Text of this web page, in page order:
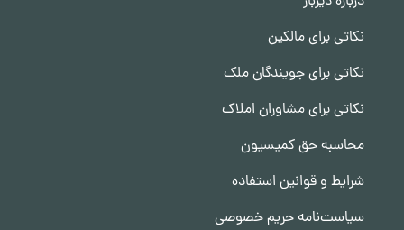
نکاتی برای مالکین
نکاتی برای جویندگان ملک
نکاتی برای مشاوران املاک
محاسبه حق کمیسیون
شرایط و قوانین استفاده
سیاست‌نامه حریم خصوصی